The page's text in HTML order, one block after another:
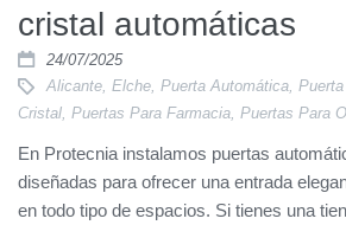
cristal automáticas
24/07/2025
Alicante, Elche, Puerta Automática,
Cristal Puertas Para Farmacia Puertas Para
En Protecnia instalamos puertas
diseñadas para ofrecer una entrada
en todo tipo de espacios. Si tienes una